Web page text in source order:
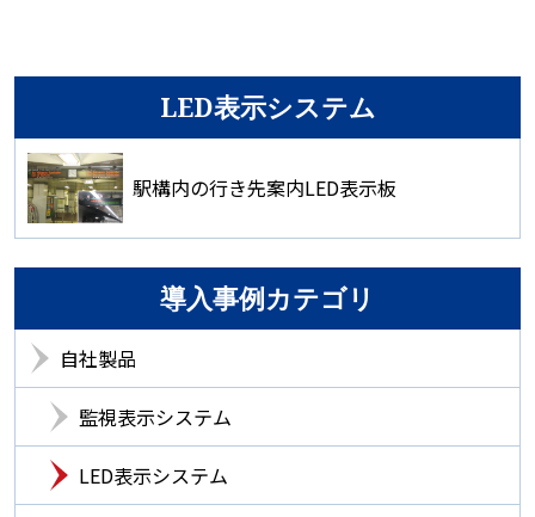
LED表示システム
駅構内の行き先案内LED表示板
導入事例カテゴリ
自社製品
監視表示システム
LED表示システム